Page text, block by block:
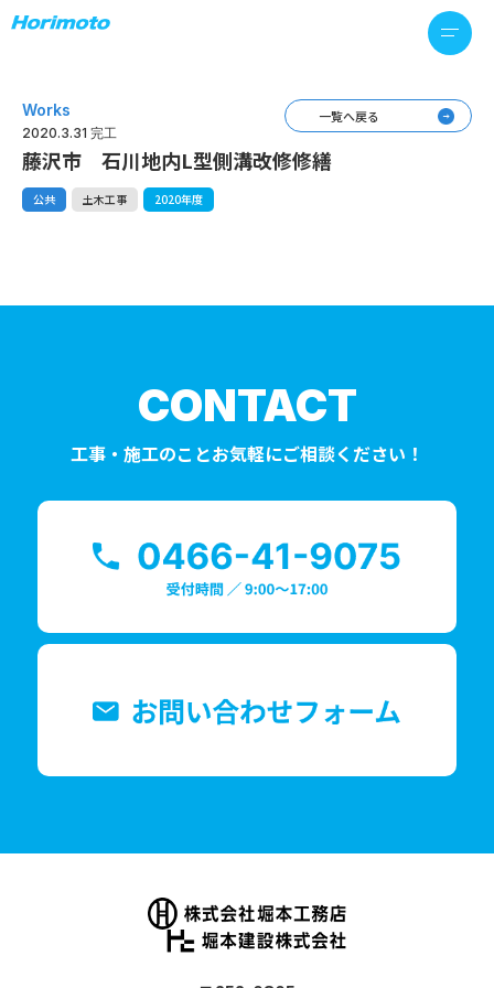
Works
2020.3.31 完工
藤沢市 石川地内L型側溝改修修繕
公共 土木工事 2020年度
一覧へ戻る
CONTACT
工事・施工のことお気軽にご相談ください！